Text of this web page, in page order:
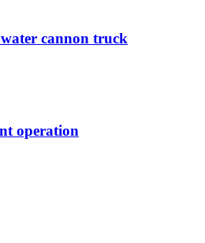
cannon truck
operation